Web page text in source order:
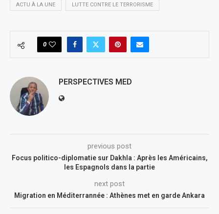
ACTU À LA UNE LUTTE CONTRE LE TERRORISME
0
PERSPECTIVES MED
previous post
Focus politico-diplomatie sur Dakhla : Après les Américains,
les Espagnols dans la partie
next post
Migration en Méditerrannée : Athènes met en garde Ankara